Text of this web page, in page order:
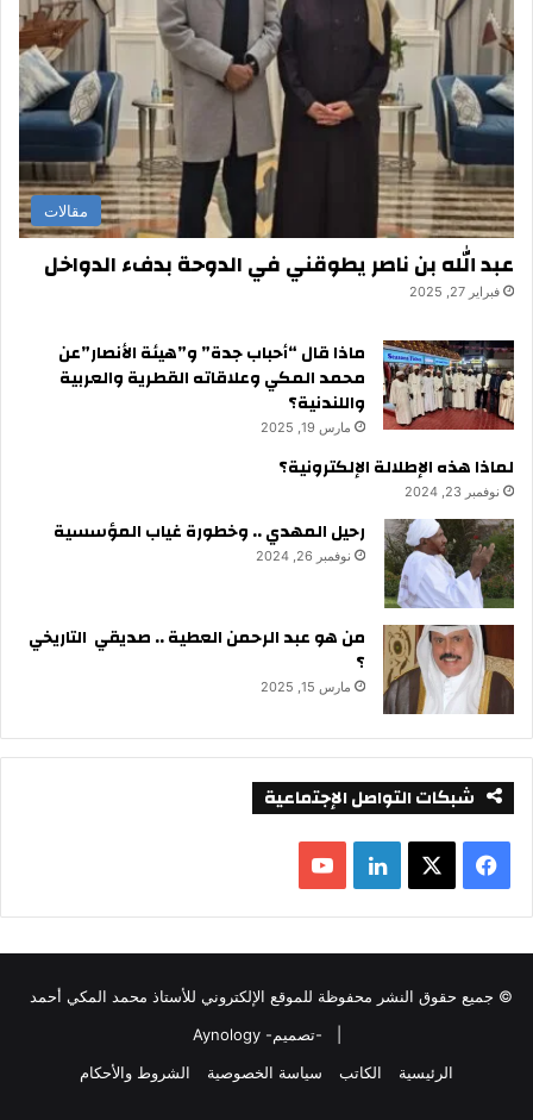
مقالات
عبد الله بن ناصر يطوقني في الدوحة بدفء الدواخل
فبراير 27, 2025
ماذا قال “أحباب جدة” و”هيئة الأنصار”عن
محمد المكي وعلاقاته القطرية والعربية
واللندنية؟
مارس 19, 2025
لماذا هذه الإطلالة الإلكترونية؟
نوفمبر 23, 2024
رحيل المهدي .. وخطورة غياب المؤسسية
نوفمبر 26, 2024
من هو عبد الرحمن العطية .. صديقي التاريخي
؟
مارس 15, 2025
شبكات التواصل الإجتماعية
ي
س
ب
X
ي
ن
ك
Y
o
u
© جميع حقوق النشر محفوظة للموقع الإلكتروني للأستاذ محمد المكي أحمد
-تصميم- Aynology
الرئيسية
الكاتب سياسة الخصوصية الشروط والأحكام